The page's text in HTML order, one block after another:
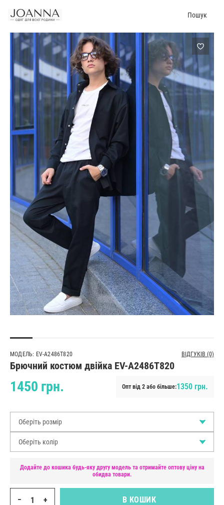
Пошук
МОДЕЛЬ: EV-A2486T820 ВІДГУКІВ (0)
Брючний костюм двійка EV-A2486T820
1450 грн. Опт від 2 або більше:1350 грн.
Оберіть розмір
Оберіть колір
Додайте до кошика будь-яку другу модель та отримайте оптову ціну на
обидва товари.
− + В КОШИК